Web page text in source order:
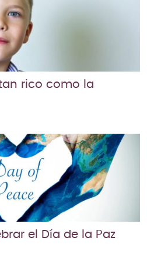
rico como la
el Día de la Paz